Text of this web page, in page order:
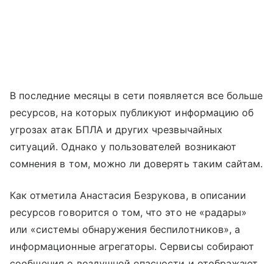
В последние месяцы в сети появляется все больше
ресурсов, на которых публикуют информацию об
угрозах атак БПЛА и других чрезвычайных
ситуаций. Однако у пользователей возникают
сомнения в том, можно ли доверять таким сайтам.
Как отметила Анастасия Безрукова, в описании
ресурсов говорится о том, что это не «радары»
или «системы обнаружения беспилотников», а
информационные агрегаторы. Сервисы собирают